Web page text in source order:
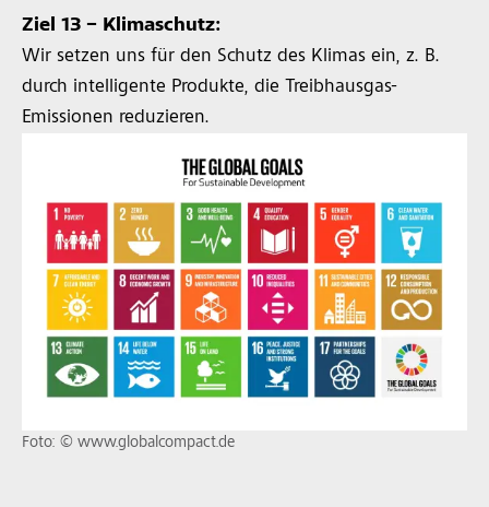
Ziel 13 – Klimaschutz:
Wir setzen uns für den Schutz des Klimas ein, z. B.
durch intelligente Produkte, die Treibhausgas-
Emissionen reduzieren.
Foto: © www.globalcompact.de